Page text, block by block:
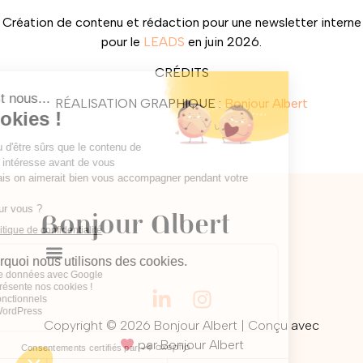
Création de contenu et rédaction pour une newsletter interne
pour le LEADS en juin 2026.
CRÉDITS
RÉALISATION GRAPHIQUE :Bonjour Albert
Bonjour Albert
Copyright © 2026 Bonjour Albert | Conçu avec
par Bonjour Albert